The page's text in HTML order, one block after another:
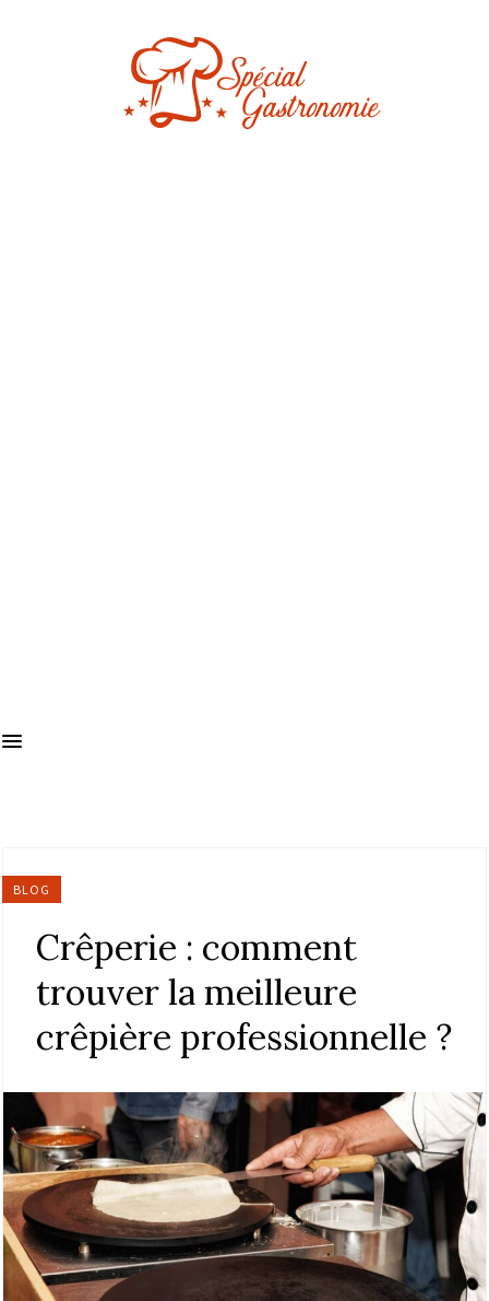
BLOG
Crêperie : comment
trouver la meilleure
crêpière professionnelle ?